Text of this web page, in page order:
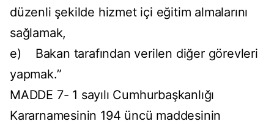
düzenli şekilde hizmet içi eğitim almalarını
sağlamak,
e) Bakan tarafından verilen diğer görevleri
yapmak.”
MADDE 7- 1 sayılı Cumhurbaşkanlığı
Kararnamesinin 194 üncü maddesinin